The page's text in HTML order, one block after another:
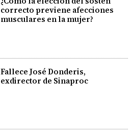
correcto previene afecciones
musculares en la mujer?
Fallece José Donderis,
exdirector de Sinaproc